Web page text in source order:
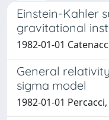
Einstein-Kahler
gravitational
1982-01-01
General
sigma model
1982-01-01